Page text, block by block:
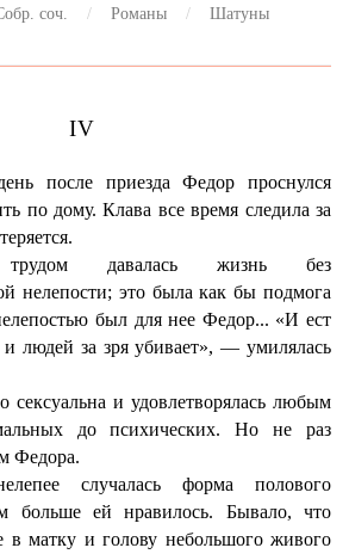
соч. Романы
Шатуны
IV
после приезда Федор проснулся
по дому. Клава все время следила за
давалась жизнь без
нелепости; это была как бы подмога
был для нее Федор... «И ест
людей за зря убивает», — умилялась
сексуальна и удовлетворялась любым
до психических. Но не раз
Федора.
случалась форма полового
больше ей нравилось. Бывало, что
в матку и голову небольшого живого